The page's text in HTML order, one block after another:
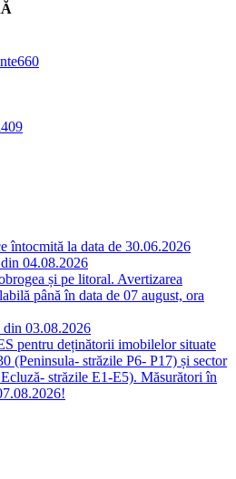
660
409
întocmită la data de 30.06.2026
04.08.2026
și pe litoral. Avertizarea
până în data de 07 august, ora
din 03.08.2026
pentru deținătorii imobilelor situate
(Peninsula- străzile P6- P17) și sector
străzile E1-E5). Măsurători în